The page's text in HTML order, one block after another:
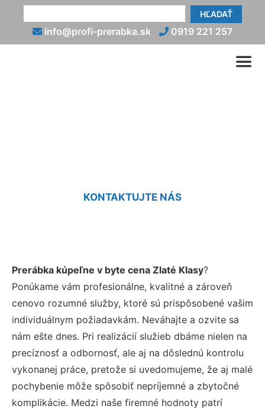
HĽADAŤ
info@profi-prerabka.sk 0919 221 257
KONTAKTUJTE NÁS
Prerábka kúpeľne v byte cena Zlaté Klasy?
Ponúkame vám profesionálne, kvalitné a zároveň
cenovo rozumné služby, ktoré sú prispôsobené vašim
individuálnym požiadavkám. Neváhajte a ozvite sa
nám ešte dnes. Pri realizácií služieb dbáme nielen na
precíznosť a odbornosť, ale aj na dôslednú kontrolu
vykonanej práce, pretože si uvedomujeme, že aj malé
pochybenie môže spôsobiť nepríjemné a zbytočné
komplikácie. Medzi naše firemné hodnoty patrí